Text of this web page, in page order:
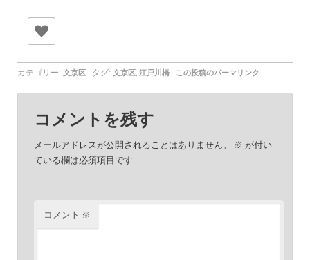
カテゴリー: 文京区 タグ: 文京区, 江戸川橋 この投稿のパーマリンク
コメントを残す
メールアドレスが公開されることはありません。 ※ が付い
ている欄は必須項目です
コメント ※